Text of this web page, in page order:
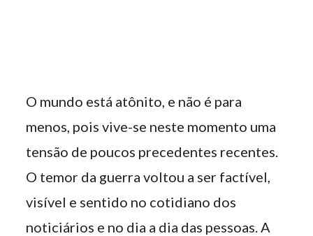
O mundo está atônito, e não é para
menos, pois vive-se neste momento uma
tensão de poucos precedentes recentes.
O temor da guerra voltou a ser factível,
visível e sentido no cotidiano dos
noticiários e no dia a dia das pessoas. A